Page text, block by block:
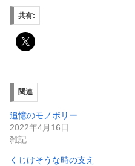
共有:
関連
追憶のモノポリー
2022年4月16日
雑記
くじけそうな時の支え